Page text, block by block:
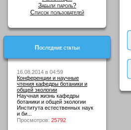
Забыли пароль?
Список пользователей
Последние статьи
16.08.2014 в 04:59
Конференции и научные
чтения кафедры ботаники и
общей экологии
Научная жизнь кафедры
ботаники и общей экологии
Института естественных наук
и би...
Просмотров: 25792